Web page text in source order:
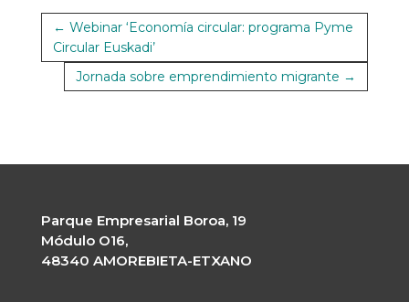
← Webinar ‘Economía circular: programa Pyme
Circular Euskadi’
Jornada sobre emprendimiento migrante →
Parque Empresarial Boroa, 19
Módulo O16,
48340 AMOREBIETA-ETXANO